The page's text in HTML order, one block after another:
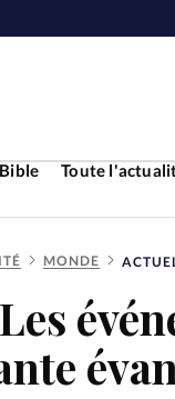
Bible
Toute
Culture
MONDE